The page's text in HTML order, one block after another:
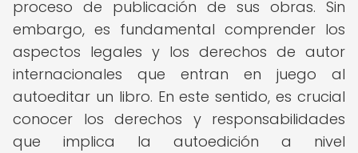
proceso de publicación de sus obras. Sin
embargo, es fundamental comprender los
aspectos legales y los derechos de autor
internacionales que entran en juego al
autoeditar un libro. En este sentido, es crucial
conocer los derechos y responsabilidades
que implica la autoedición a nivel